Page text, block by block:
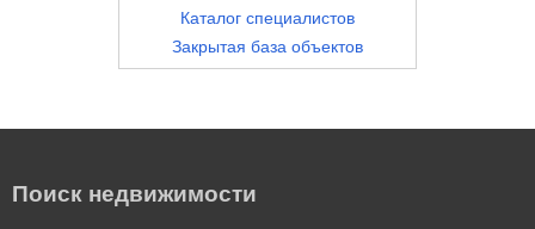
Каталог специалистов
Закрытая база объектов
Поиск недвижимости